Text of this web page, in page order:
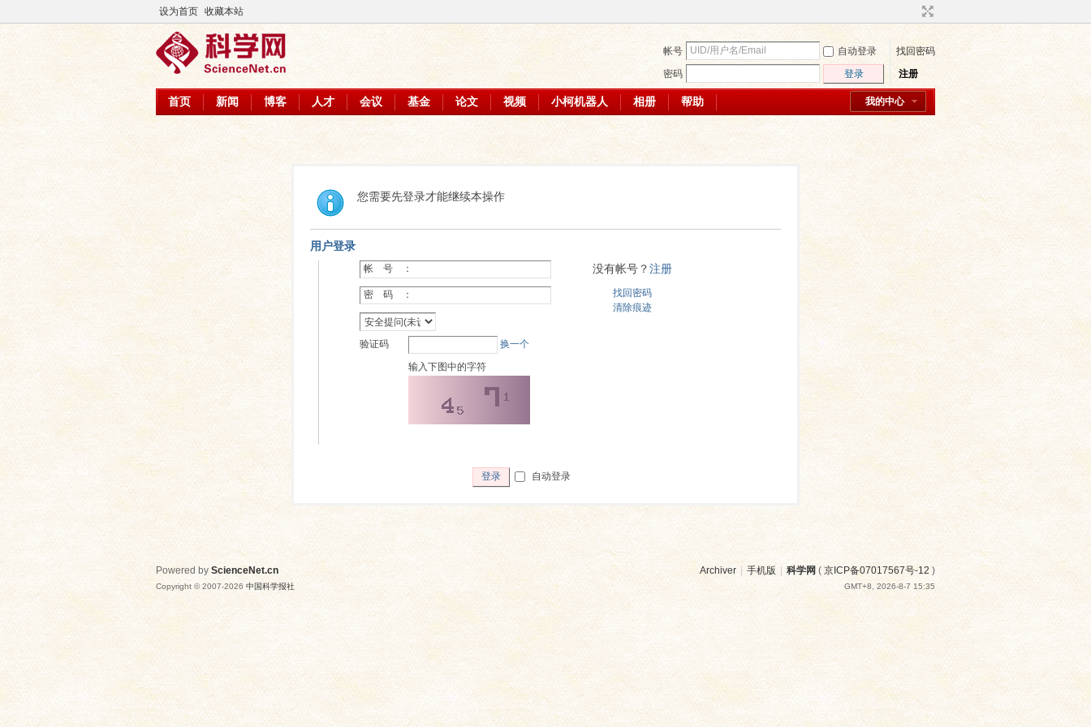
设为首页 收藏本站
帐号 自动登录
找回密码
密码
登录 注册
我的中心
首页 新闻 博客 人才 会议 基金 论文 视频 小柯机器人 相册 帮助
您需要先登录才能继续本操作
用户登录
帐 号 ：
密 码 ：
验证码
换一个
输入下图中的字符
没有帐号？注册
找回密码
清除痕迹
登录 自动登录
Archiver | 手机版 | 科学网 ( 京ICP备07017567号-12 )
GMT+8, 2026-8-7 15:35
Powered by ScienceNet.cn
Copyright © 2007-2026 中国科学报社